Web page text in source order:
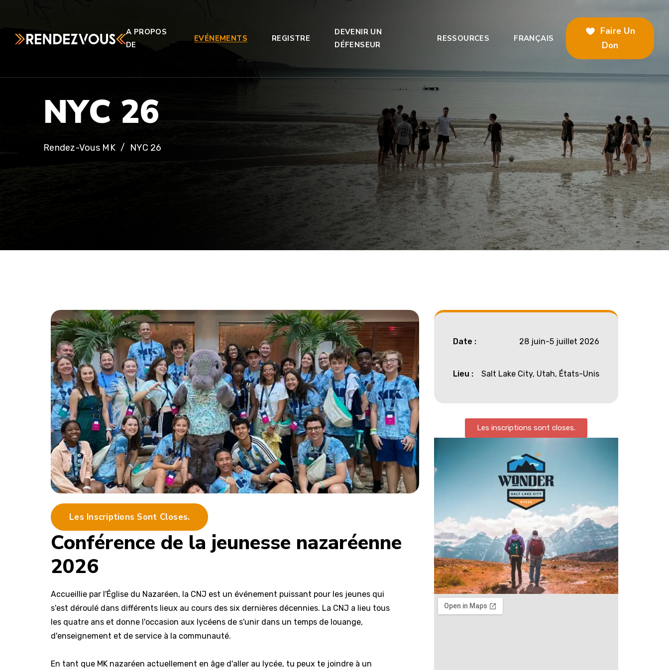
A PROPOS
DE
EVÉNEMENTS REGISTRE
DEVENIR UN
DÉFENSEUR
RESSOURCES FRANÇAIS
Faire Un
Don
NYC 26
Rendez-Vous MK NYC 26
Les Inscriptions Sont Closes.
Conférence de la jeunesse nazaréenne
2026
Accueillie par l'Église du Nazaréen, la CNJ est un événement puissant pour les jeunes qui
s'est déroulé dans différents lieux au cours des six dernières décennies. La CNJ a lieu tous
les quatre ans et donne l'occasion aux lycéens de s'unir dans un temps de louange,
d'enseignement et de service à la communauté.
En tant que MK nazaréen actuellement en âge d'aller au lycée, tu peux te joindre à un
Date : 28 juin-5 juillet 2026
Lieu : Salt Lake City, Utah, États-Unis
Les inscriptions sont closes.